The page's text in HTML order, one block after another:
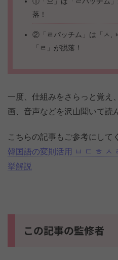
落！
②「ㄹパッチム」は「ㅅ,
「ㄹ」が脱落！
一度、仕組みをさらっと覚え
画、音声などを沢山聞いて読
こちらの記事もご参考にして
韓国語の変則活用 ㅂ ㄷ ㅎ ㅅ
挙解説
この記事の監修者